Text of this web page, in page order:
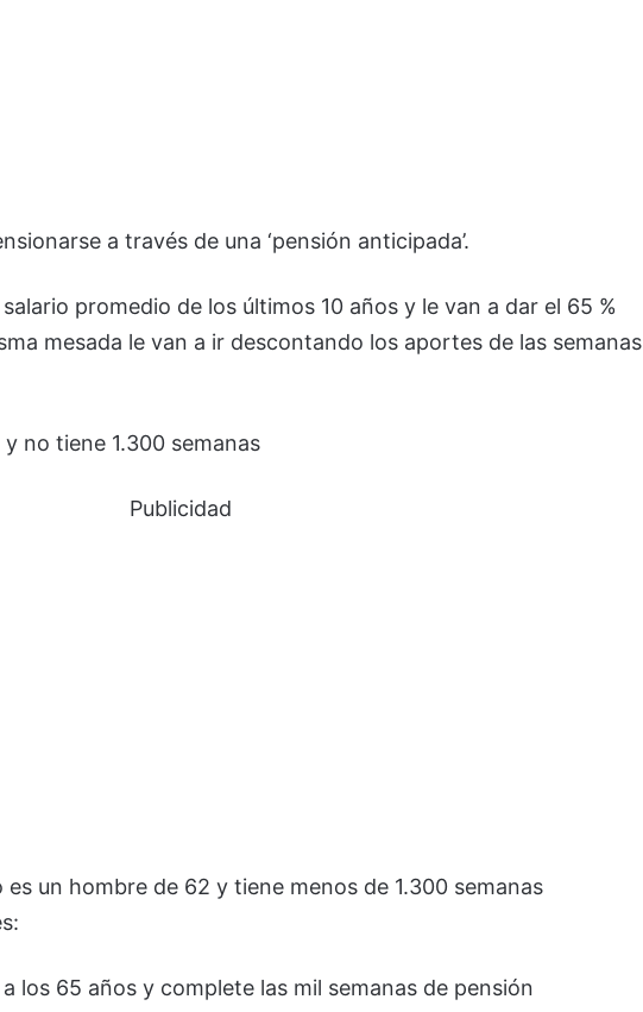
a través de una ‘pensión anticipada’.
promedio de los últimos 10 años y le van a dar el 65 %
mesada le van a ir descontando los aportes de las semanas
no tiene 1.300 semanas
Publicidad
es un hombre de 62 y tiene menos de 1.300 semanas
los 65 años y complete las mil semanas de pensión